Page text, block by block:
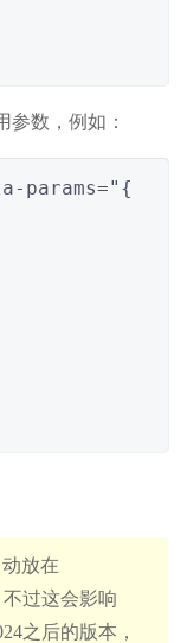
参数，例如：
params="{
放在
过这会影响
之后的版本，